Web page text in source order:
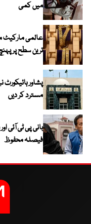
میں کمی
ترین سطح پر
پشاور
مسترد کر دیں
بانی پی ٹی آئی
فیصلہ محفوظ